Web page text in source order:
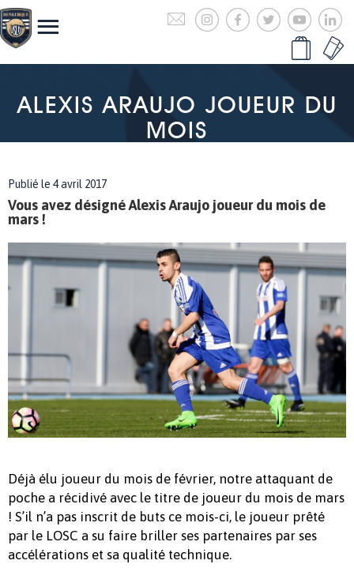
ALEXIS ARAUJO JOUEUR DU
MOIS
Publié le 4 avril 2017
Vous avez désigné Alexis Araujo joueur du mois de
mars !
Déjà élu joueur du mois de février, notre attaquant de
poche a récidivé avec le titre de joueur du mois de mars
! S’il n’a pas inscrit de buts ce mois-ci, le joueur prêté
par le LOSC a su faire briller ses partenaires par ses
accélérations et sa qualité technique.